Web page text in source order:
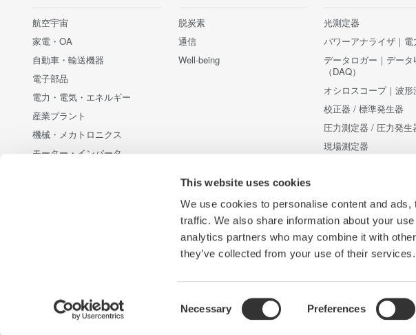
This website uses cookies
We use cookies to personalise content and
traffic. We also share information about your
analytics partners who may combine it with
they’ve collected from your use of their services.
Selection
Necessary Preferences
航空宇宙
家電・OA
自動車・輸送機器
電子部品
電力・電気・エネルギー
産業プラント
機械・メカトロニクス
モーター・インバータ
脱炭素
通信
Well-being
光測定器
パワーアナライザ｜電
データロガー｜データ
（DAQ）
オシロスコープ｜波形
校正器 / 標準発生器
圧力測定器 / 圧力発生
現場測定器
横河電機 横河計測 プライバシーノーティス サイトご利用条件 サイトマップ